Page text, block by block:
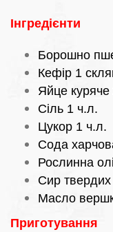
Інгредієнти
Борошно
Кефір 1
Яйце куряче
Сіль 1 ч.л.
Цукор 1 ч.л.
Сода
Рослинна
Сир твердих
Масло
Приготування